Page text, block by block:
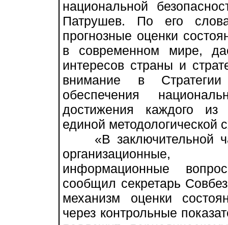
национальной
Патрушев. По его
прогнозные оценки
в современном мире,
интересов страны и
внимание в
обеспечения
достижения каждого из
единой методологической
«В заключительной
организационные,
информационные
сообщил секретарь
механизм оценки
через контрольные